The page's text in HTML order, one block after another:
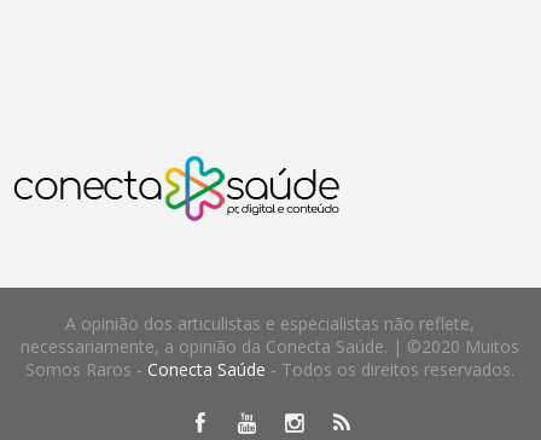
A opinião dos articulistas e especialistas não reflete,
necessariamente, a opinião da Conecta Saúde. | ©2020 Muitos
Somos Raros - Conecta Saúde - Todos os direitos reservados.